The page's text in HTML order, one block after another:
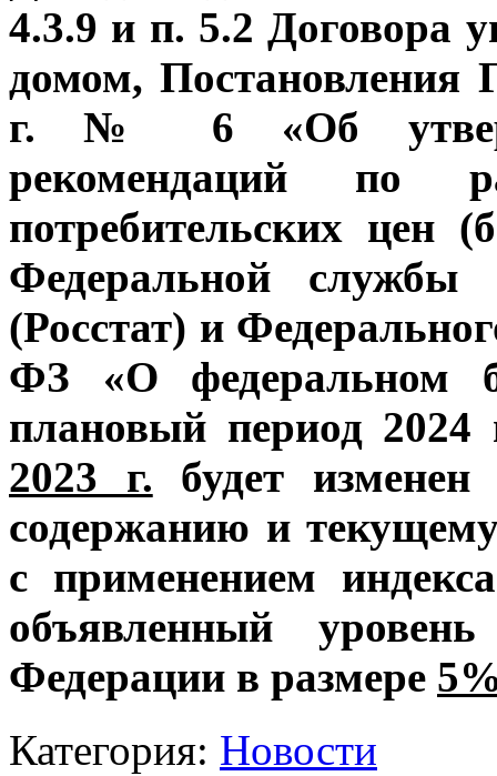
4.3.9 и п. 5.2 Договора
домом, Постановления
г. № 6 «Об
рекомендаций по
потребительских цен
Федеральной службы
(Росстат) и
ФЗ «О федеральном
плановый период
2023 г. будет
содержанию и
с применением
объявленный
Федерации в размере
Категория: Новости